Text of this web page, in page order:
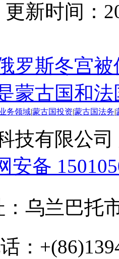
更新时间：
罗斯冬宫
蒙古国和
务领域 蒙古国投资 蒙古国法务
技有限公
安备
乌兰巴托
：